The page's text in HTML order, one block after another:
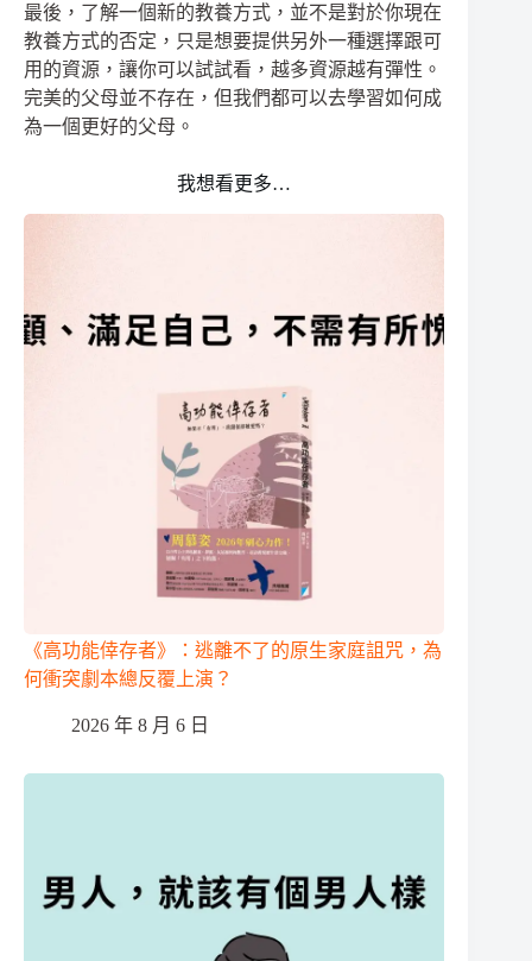
最後，了解一個新的教養方式，並不是對於你現在
教養方式的否定，只是想要提供另外一種選擇跟可
用的資源，讓你可以試試看，越多資源越有彈性。
完美的父母並不存在，但我們都可以去學習如何成
為一個更好的父母。
我想看更多…
《高功能倖存者》：逃離不了的原生家庭詛咒，為
何衝突劇本總反覆上演？
2026 年 8 月 6 日